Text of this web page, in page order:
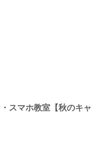
スマホ教室【秋のキャ